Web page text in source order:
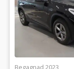
Begagnad 2023